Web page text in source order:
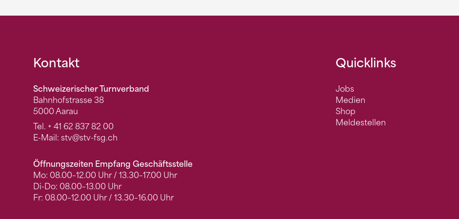
Fusszeile
Kontakt
Schweizerischer Turnverband
Bahnhofstrasse 38
5000 Aarau
Tel. + 41 62 837 82 00
E-Mail: stv@stv-fsg.ch
Öffnungszeiten Empfang Geschäftsstelle
Mo: 08.00–12.00 Uhr / 13.30–17.00 Uhr
Di-Do: 08.00–13.00 Uhr
Fr: 08.00–12.00 Uhr / 13.30–16.00 Uhr
Quicklinks
Jobs
Medien
Shop
Meldestellen